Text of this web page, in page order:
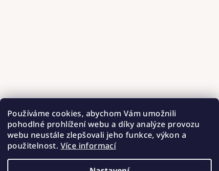
Používáme cookies, abychom Vám umožnili
pohodlné prohlížení webu a díky analýze provozu
webu neustále zlepšovali jeho funkce, výkon a
použitelnost. Více informací